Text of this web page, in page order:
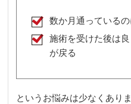
数か月通っている
施術を受けた後は
が戻る
というお悩みは少なくありま